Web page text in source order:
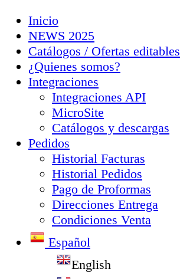
Inicio
NEWS 2025
Catálogos / Ofertas editables
¿Quienes somos?
Integraciones
Integraciones API
MicroSite
Catálogos y descargas
Pedidos
Historial Facturas
Historial Pedidos
Pago de Proformas
Direcciones Entrega
Condiciones Venta
Español
English